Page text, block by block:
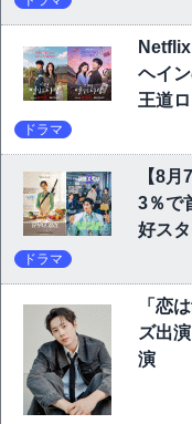
ヘイ
王道
ドラマ
【8
3％で
好ス
ドラマ
「恋
ズ出
演